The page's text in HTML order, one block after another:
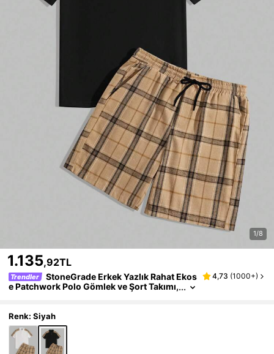
1/8
1.135,92TL
Trendler
StoneGrade Erkek Yazlık Rahat Ekos
e Patchwork Polo Gömlek ve Şort Takımı,
4,73 (1000+)
Renk: Siyah